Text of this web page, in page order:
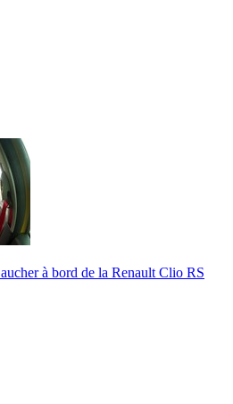
à bord de la Renault Clio RS